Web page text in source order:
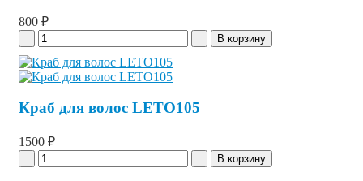
800 ₽
Краб для волос LETO105
1500 ₽